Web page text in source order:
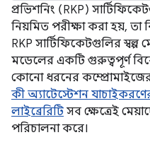
প্রভিশনিং (RKP)
নিয়মিত পরীক্ষা করা হয়, তা
RKP সার্টিফিকেটগুলির স্বল্প
মডেলের একটি গুরুত্বপূর্ণ
কোনো ধরনের কম্প্রোমাইজের
কী অ্যাটেস্টেশন
লাইব্রেরিটি সব ক্ষেত্রেই
পরিচালনা করে।